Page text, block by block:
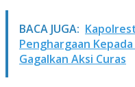
BACA JUGA:
Penghargaan
Gagalkan Aksi Curas